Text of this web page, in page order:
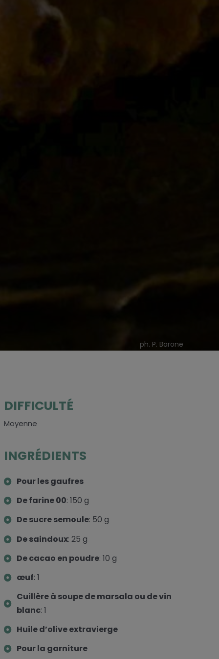
ph. P. Barone
DIFFICULTÉ
Moyenne
INGRÉDIENTS
Pour les gaufres
De farine 00: 150 g
De sucre semoule: 50 g
De saindoux: 25 g
De cacao en poudre: 10 g
œuf: 1
Cuillère à soupe de marsala ou de vin
blanc: 1
Huile d’olive extravierge
Pour la garniture